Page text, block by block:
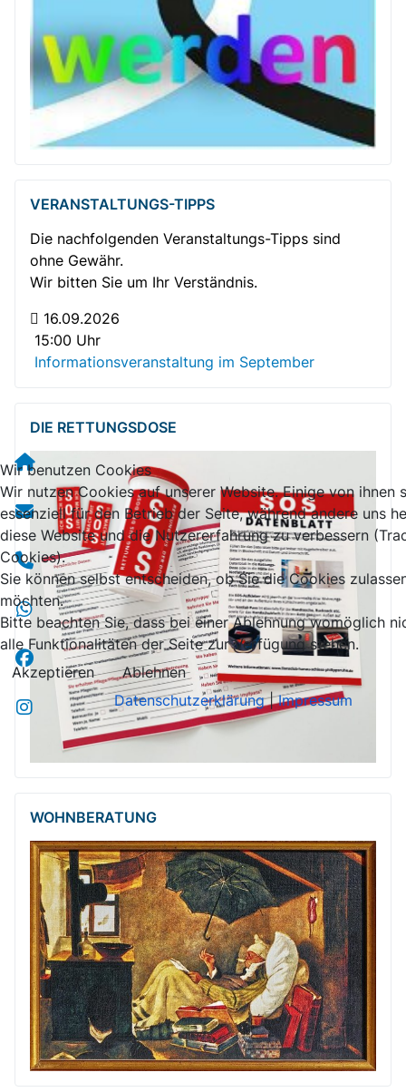
VERANSTALTUNGS-TIPPS
Die nachfolgenden Veranstaltungs-Tipps sind
ohne Gewähr.
Wir bitten Sie um Ihr Verständnis.
16.09.2026
15:00 Uhr
Informationsveranstaltung im September
DIE RETTUNGSDOSE
WOHNBERATUNG
Wir benutzen Cookies
Wir nutzen Cookies auf unserer Website. Einige von ihnen
essenziell für den Betrieb der Seite, während andere uns
diese Website und die Nutzererfahrung zu verbessern
Cookies).
Sie können selbst entscheiden, ob Sie die Cookies
möchten.
Bitte beachten Sie, dass bei einer Ablehnung womöglich
alle Funktionalitäten der Seite zur Verfügung stehen.
Akzeptieren
Ablehnen
Datenschutzerklärung|Impressum